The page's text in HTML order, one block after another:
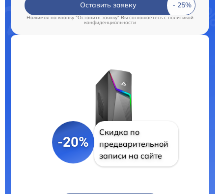
Оставить заявку
Нажимая на кнопку "Оставить заявку" Вы соглашаетесь c политикой
конфиденциальности
-20%
Скидка по
предварительной
записи на сайте